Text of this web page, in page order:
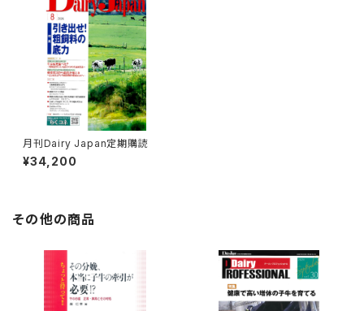
月刊Dairy Japan定期購読
¥34,200
その他の商品